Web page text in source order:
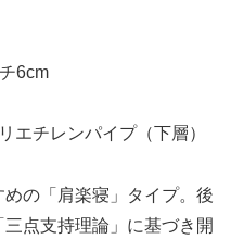
6cm
エチレンパイプ（下層）
の「肩楽寝」タイプ。後
点支持理論」に基づき開